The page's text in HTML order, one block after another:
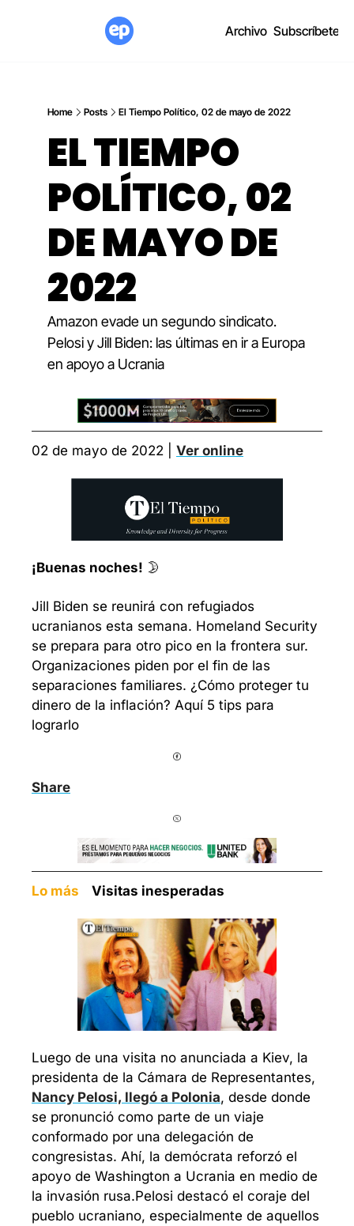
Archivo Subscríbete
Home Posts El Tiempo Político, 02 de mayo de 2022
EL TIEMPO
POLÍTICO, 02
DE MAYO DE
2022
Amazon evade un segundo sindicato.
Pelosi y Jill Biden: las últimas en ir a Europa
en apoyo a Ucrania
02 de mayo de 2022 | Ver online
¡Buenas noches! 🌛
Jill Biden se reunirá con refugiados
ucranianos esta semana. Homeland Security
se prepara para otro pico en la frontera sur.
Organizaciones piden por el fin de las
separaciones familiares. ¿Cómo proteger tu
dinero de la inflación? Aquí 5 tips para
lograrlo
Share
Lo más Visitas inesperadas
Luego de una visita no anunciada a Kiev, la
Nancy Pelosi, llegó a Polonia, desde donde
se pronunció como parte de un viaje
conformado por una delegación de
congresistas. Ahí, la demócrata reforzó el
apoyo de Washington a Ucrania en medio de
la invasión rusa.Pelosi destacó el coraje del
pueblo ucraniano, especialmente de aquellos